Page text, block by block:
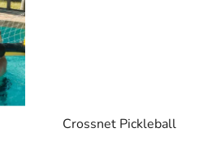
Crossnet Pickleball